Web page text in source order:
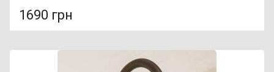
1690 грн
Тип: Нагревательный кабель, Производитель: Flyme,